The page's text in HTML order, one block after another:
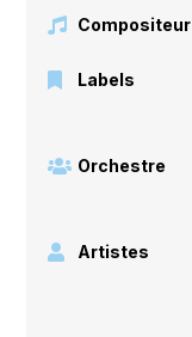
Compositeur
Labels
Orchestre
Artistes